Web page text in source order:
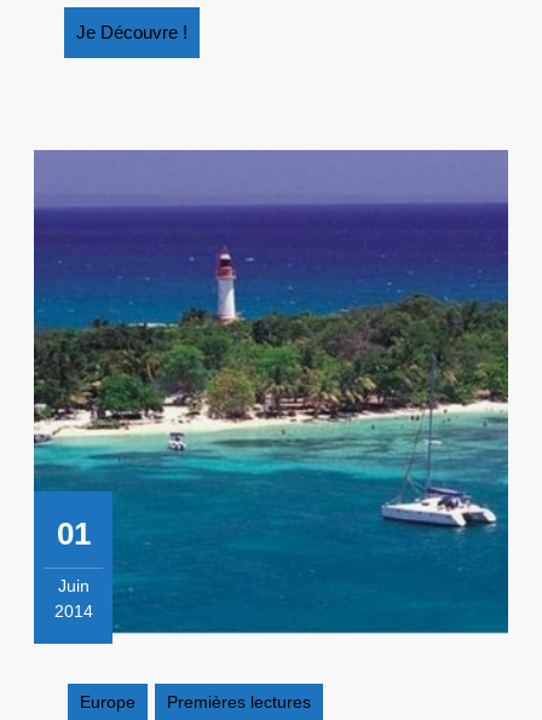
Je Découvre !
Découvre
01
Juin
2014
2014
Europe
Premières lectures